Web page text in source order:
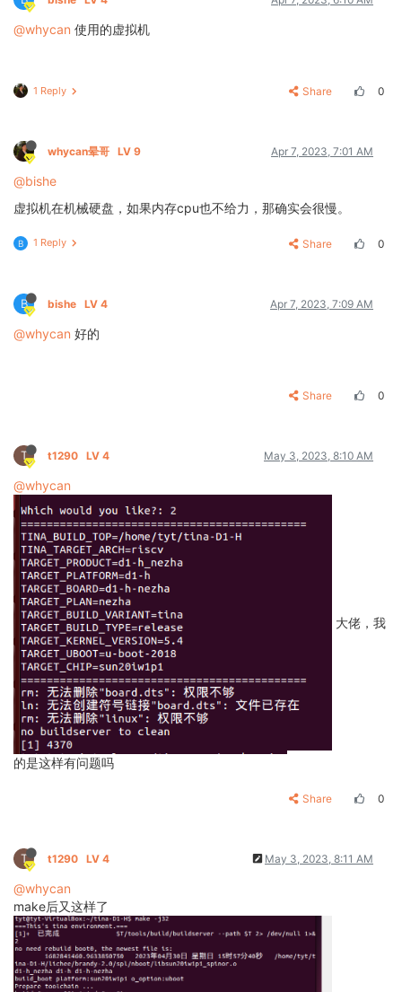
@whycan 使用的虚拟机
1 Reply Share 0
whycan晕哥 LV 9 Apr 7, 2023, 7:01 AM
@bishe
虚拟机在机械硬盘，如果内存cpu也不给力，那确实会很慢。
B 1 Reply Share 0
B bishe LV 4 Apr 7, 2023, 7:09 AM
@whycan 好的
Share 0
T t1290 LV 4 May 3, 2023, 8:10 AM
@whycan
大佬，我
的是这样有问题吗
Share 0
T t1290 LV 4 May 3, 2023, 8:11 AM
@whycan
make后又这样了